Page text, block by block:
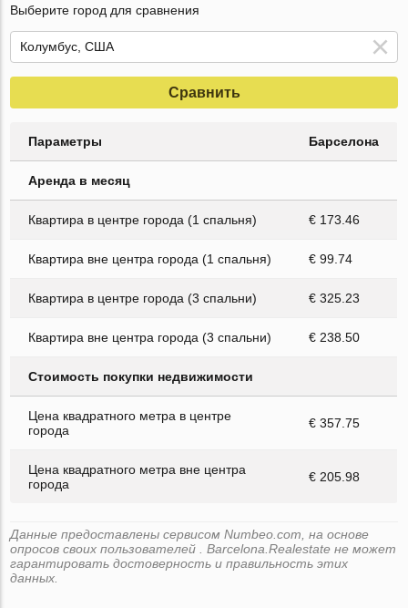
Выберите город для сравнения
Сравнить
Параметры Барселона
Аренда в месяц
Квартира в центре города (1 спальня) € 173.46
Квартира вне центра города (1 спальня) € 99.74
Квартира в центре города (3 спальни) € 325.23
Квартира вне центра города (3 спальни) € 238.50
Стоимость покупки недвижимости
Цена квадратного метра в центре
города
€ 357.75
Цена квадратного метра вне центра
города
€ 205.98
Данные предоставлены сервисом Numbeo.com, на основе
опросов своих пользователей . Barcelona.Realestate не может
гарантировать достоверность и правильность этих
данных.